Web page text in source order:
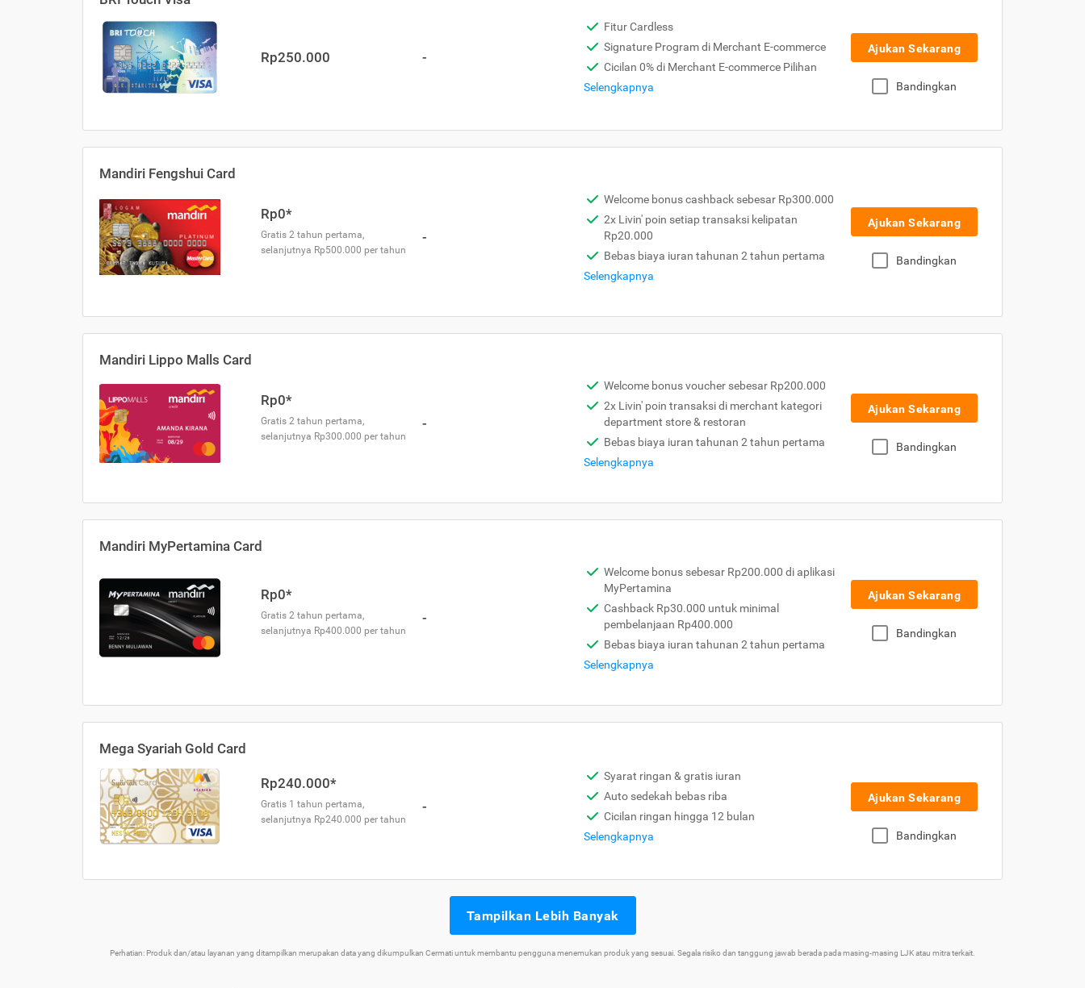
Rp250.000 -
Fitur Cardless
Signature Program di Merchant E-commerce
Cicilan 0% di Merchant E-commerce Pilihan
Selengkapnya
Ajukan Sekarang
Bandingkan
Mandiri Fengshui Card
Rp0*
Gratis 2 tahun pertama,
selanjutnya Rp500.000 per tahun
-
Welcome bonus cashback sebesar Rp300.000
2x Livin' poin setiap transaksi kelipatan
Rp20.000
Bebas biaya iuran tahunan 2 tahun pertama
Selengkapnya
Ajukan Sekarang
Bandingkan
Mandiri Lippo Malls Card
Rp0*
Gratis 2 tahun pertama,
selanjutnya Rp300.000 per tahun
-
Welcome bonus voucher sebesar Rp200.000
2x Livin' poin transaksi di merchant kategori
department store & restoran
Bebas biaya iuran tahunan 2 tahun pertama
Selengkapnya
Ajukan Sekarang
Bandingkan
Mandiri MyPertamina Card
Rp0*
Gratis 2 tahun pertama,
selanjutnya Rp400.000 per tahun
-
Welcome bonus sebesar Rp200.000 di aplikasi
MyPertamina
Cashback Rp30.000 untuk minimal
pembelanjaan Rp400.000
Bebas biaya iuran tahunan 2 tahun pertama
Selengkapnya
Ajukan Sekarang
Bandingkan
Mega Syariah Gold Card
Rp240.000*
Gratis 1 tahun pertama,
selanjutnya Rp240.000 per tahun
-
Syarat ringan & gratis iuran
Auto sedekah bebas riba
Cicilan ringan hingga 12 bulan
Selengkapnya
Ajukan Sekarang
Bandingkan
Tampilkan Lebih Banyak
Perhatian: Produk dan/atau layanan yang ditampilkan merupakan data yang dikumpulkan Cermati untuk membantu pengguna menemukan produk yang sesuai. Segala risiko dan tanggung jawab berada pada masing-masing LJK atau mitra terkait.